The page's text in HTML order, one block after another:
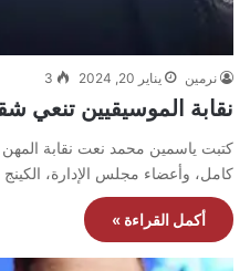
نرمين يناير 20, 2024 3
نقابة الموسيقيين تنعي
كتبت ياسمين محمد نعت نقابة
كامل، وأعضاء مجلس الإدارة،
أكمل القراءة »